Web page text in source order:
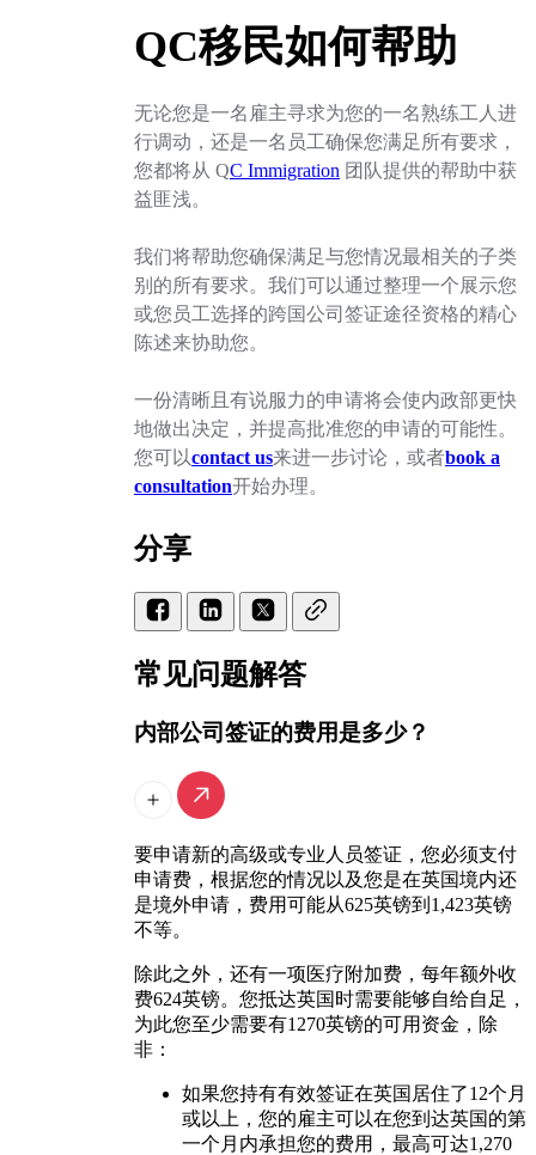
QC移民如何帮助
无论您是一名雇主寻求为您的一名熟练工人进
行调动，还是一名员工确保您满足所有要求，
您都将从 QC Immigration 团队提供的帮助中获
益匪浅。
我们将帮助您确保满足与您情况最相关的子类
别的所有要求。我们可以通过整理一个展示您
或您员工选择的跨国公司签证途径资格的精心
陈述来协助您。
一份清晰且有说服力的申请将会使内政部更快
地做出决定，并提高批准您的申请的可能性。
您可以contact us来进一步讨论，或者book a
consultation开始办理。
分享
常见问题解答
内部公司签证的费用是多少？
要申请新的高级或专业人员签证，您必须支付
申请费，根据您的情况以及您是在英国境内还
是境外申请，费用可能从625英镑到1,423英镑
不等。
除此之外，还有一项医疗附加费，每年额外收
费624英镑。您抵达英国时需要能够自给自足，
为此您至少需要有1270英镑的可用资金，除
非：
如果您持有有效签证在英国居住了12个月
或以上，您的雇主可以在您到达英国的第
一个月内承担您的费用，最高可达1,270